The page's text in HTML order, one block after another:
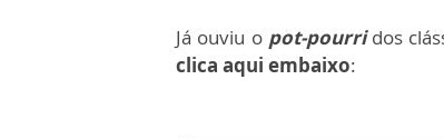
Já ouviu o pot-pourridos
clica aqui embaixo: